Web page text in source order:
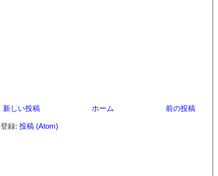
新しい投稿 前の投稿
ホーム
登録: 投稿 (Atom)